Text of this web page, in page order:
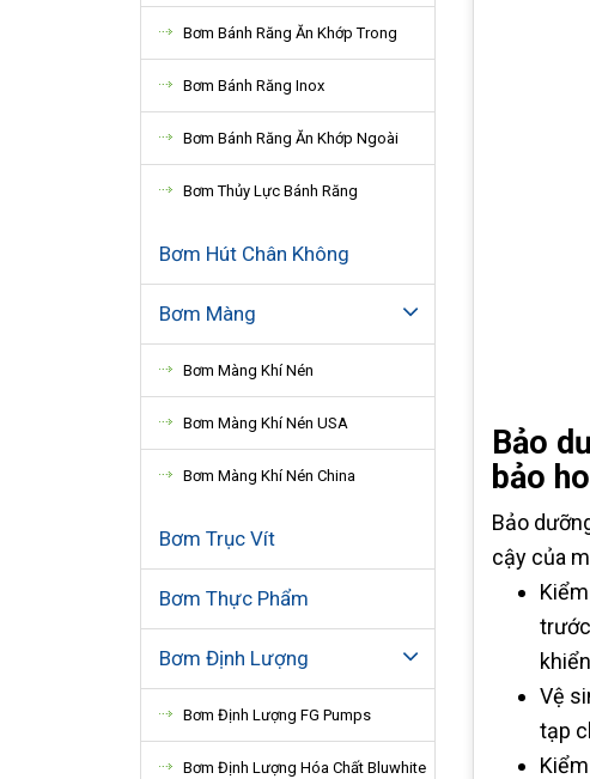
Bơm Bánh Răng Ăn Khớp Trong
Bơm Bánh Răng Inox
Bơm Bánh Răng Ăn Khớp Ngoài
Bơm Thủy Lực Bánh Răng
Bơm Hút Chân Không
Bơm Màng
Bơm Màng Khí Nén
Bơm Màng Khí Nén USA
Bơm Màng Khí Nén China
Bơm Trục Vít
Bơm Thực Phẩm
Bơm Định Lượng
Bơm Định Lượng FG Pumps
Bơm Định Lượng Hóa Chất Bluwhite
Bảo
bảo
Bảo
cậy của
Vệ
tạp